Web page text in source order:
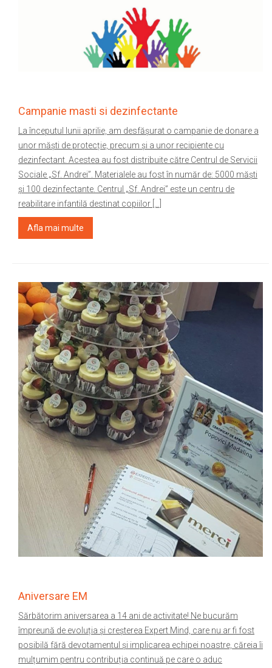
Campanie masti si dezinfectante
La începutul lunii aprilie, am desfășurat o campanie de donare a
unor măști de protecție, precum și a unor recipiente cu
dezinfectant. Acestea au fost distribuite către Centrul de Servicii
Sociale „Sf. Andrei”. Materialele au fost în număr de: 5000 măști
și 100 dezinfectante. Centrul „Sf. Andrei” este un centru de
reabilitare infantilă destinat copiilor […]
Afla mai multe
Aniversare EM
Sărbătorim aniversarea a 14 ani de activitate! Ne bucurăm
împreună de evoluția și creșterea Expert Mind, care nu ar fi fost
posibilă fără devotamentul și implicarea echipei noastre, căreia îi
mulțumim pentru contribuția continuă pe care o aduc